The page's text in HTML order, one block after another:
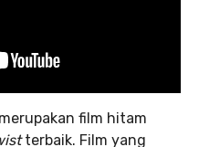
merupakan film hitam
terbaik. Film yang